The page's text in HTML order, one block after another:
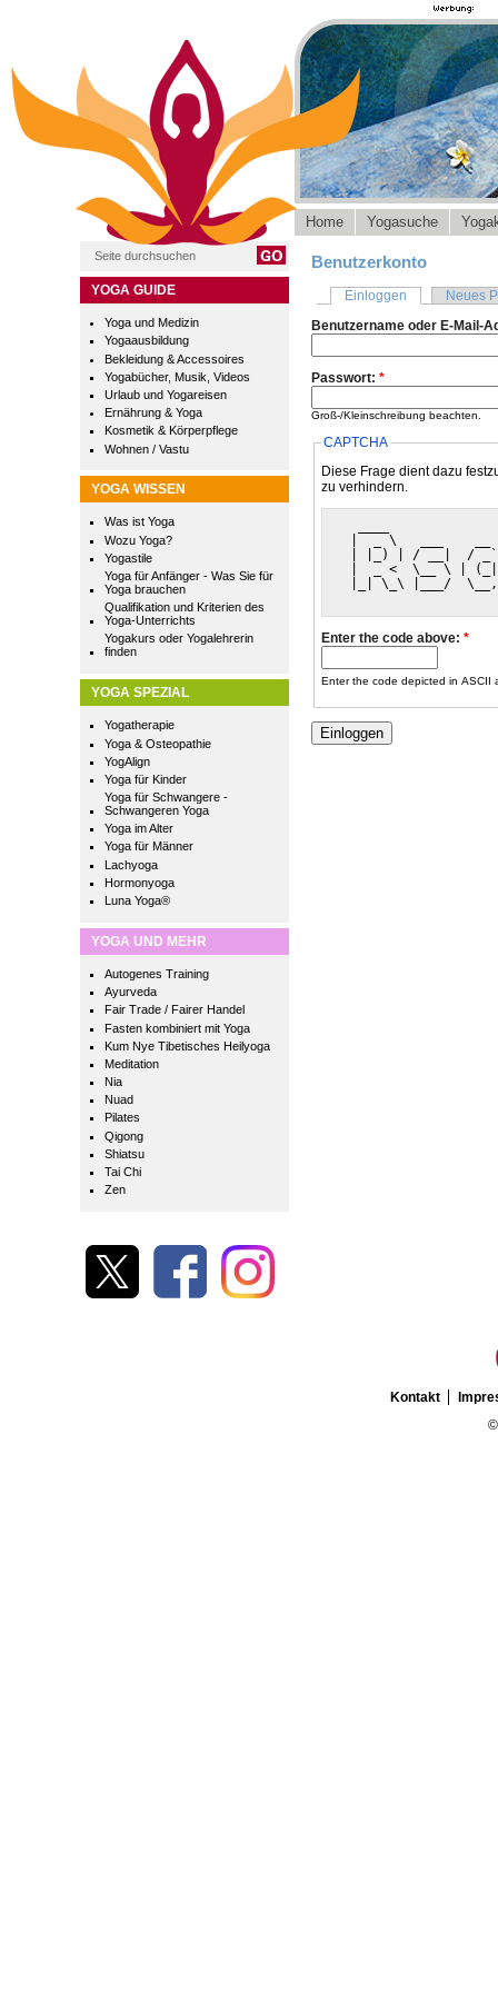
YOGA GUIDE
Yoga und Medizin
Yogaausbildung
Bekleidung & Accessoires
Yogabücher, Musik, Videos
Urlaub und Yogareisen
Ernährung & Yoga
Kosmetik & Körperpflege
Wohnen / Vastu
YOGA WISSEN
Was ist Yoga
Wozu Yoga?
Yogastile
Yoga für Anfänger - Was Sie für
Yoga brauchen
Qualifikation und Kriterien des
Yoga-Unterrichts
Yogakurs oder Yogalehrerin
finden
YOGA SPEZIAL
Yogatherapie
Yoga & Osteopathie
YogAlign
Yoga für Kinder
Yoga für Schwangere -
Schwangeren Yoga
Yoga im Alter
Yoga für Männer
Lachyoga
Hormonyoga
Luna Yoga®
YOGA UND MEHR
Autogenes Training
Ayurveda
Fair Trade / Fairer Handel
Fasten kombiniert mit Yoga
Kum Nye Tibetisches Heilyoga
Meditation
Nia
Nuad
Pilates
Qigong
Shiatsu
Tai Chi
Zen
Home Yogasuche
Benutzerkonto
Einloggen
Neues
Benutzername oder E-Mail-
Passwort: *
Groß-/Kleinschreibung beachten.
CAPTCHA
Diese Frage dient dazu
zu verhindern.
|  _ \   ___
| |_) | / __|  /
|  _ <  \__ \ |
|_| \_\ |___/
Enter the code above: *
Enter the code depicted in ASCII
Kontakt
©